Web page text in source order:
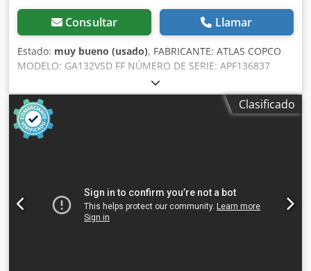
Consultar Llamar
Estado: muy bueno (usado), FABRICANTE: ATLAS COPCO
MODELO: GA132VSD FF NÚMERO DE SERIE: APF136837
AÑO: 2008 POTENCIA (kW): 153 CAUDAL (m3/min): 22,9
m3/min - 381 l/s PRESIÓN (bar): 8,5 VARIADOR DE
FRECUENCIA: sí SECADOR INCORPORADO: sí
Dksdoxtblxopfx Adhsr INTERCAMBIADOR: no
REFRIGERACIÓN (AIRE/AGUA): aire SOBRE DEPÓSITO: no
Clasificado